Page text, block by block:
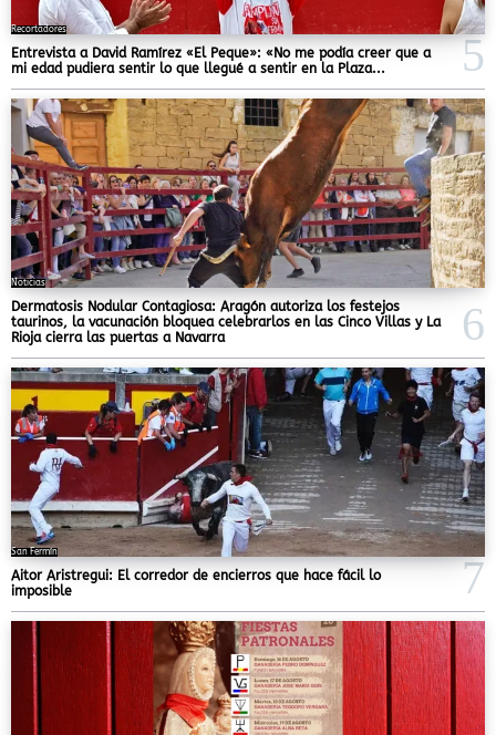
Recortadores
Entrevista a David Ramírez «El Peque»: «No me podía creer que a
mi edad pudiera sentir lo que llegué a sentir en la Plaza...
Noticias
Dermatosis Nodular Contagiosa: Aragón autoriza los festejos
taurinos, la vacunación bloquea celebrarlos en las Cinco Villas y La
Rioja cierra las puertas a Navarra
San Fermín
Aitor Aristregui: El corredor de encierros que hace fácil lo
imposible